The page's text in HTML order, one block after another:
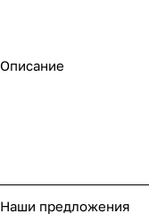
Описание
Наши предложения